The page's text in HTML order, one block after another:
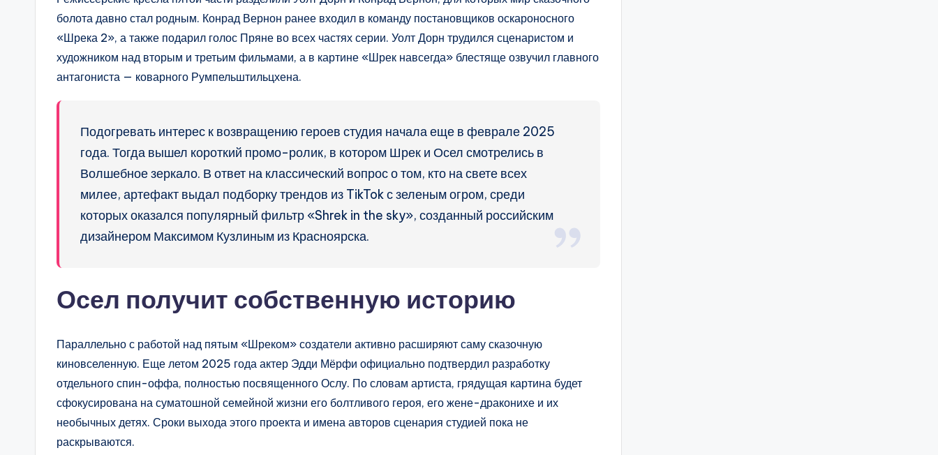
болота давно стал родным. Конрад Вернон ранее входил в команду постановщиков оскароносного
«Шрека 2», а также подарил голос Пряне во всех частях серии. Уолт Дорн трудился сценаристом и
художником над вторым и третьим фильмами, а в картине «Шрек навсегда» блестяще озвучил главного
антагониста — коварного Румпельштильцхена.
Подогревать интерес к возвращению героев студия начала еще в феврале 2025
года. Тогда вышел короткий промо-ролик, в котором Шрек и Осел смотрелись в
Волшебное зеркало. В ответ на классический вопрос о том, кто на свете всех
милее, артефакт выдал подборку трендов из TikTok с зеленым огром, среди
которых оказался популярный фильтр «Shrek in the sky», созданный российским
дизайнером Максимом Кузлиным из Красноярска.
Осел получит собственную историю
Параллельно с работой над пятым «Шреком» создатели активно расширяют саму сказочную
киновселенную. Еще летом 2025 года актер Эдди Мёрфи официально подтвердил разработку
отдельного спин-оффа, полностью посвященного Ослу. По словам артиста, грядущая картина будет
сфокусирована на суматошной семейной жизни его болтливого героя, его жене-драконихе и их
необычных детях. Сроки выхода этого проекта и имена авторов сценария студией пока не
раскрываются.